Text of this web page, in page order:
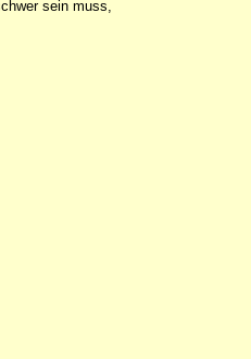
sein muss,